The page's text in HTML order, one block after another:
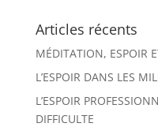
Articles récents
MÉDITATION, ESPOIR
L’ESPOIR DANS LES
L’ESPOIR
DIFFICULTE